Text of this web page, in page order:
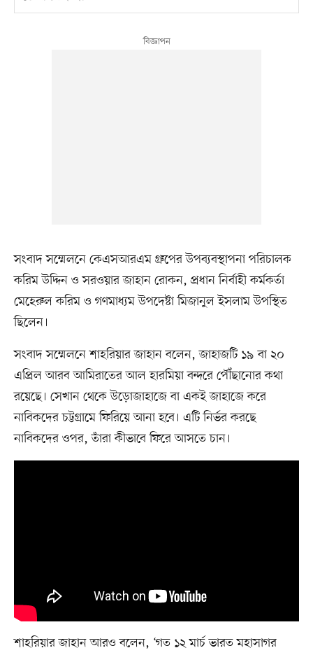
সংবাদ সম্মেলনে কেএসআরএম গ্রুপের উপব্যবস্থাপনা পরিচালক
করিম উদ্দিন ও সরওয়ার জাহান রোকন, প্রধান নির্বাহী কর্মকর্তা
মেহেরুল করিম ও গণমাধ্যম উপদেষ্টা মিজানুল ইসলাম উপস্থিত
ছিলেন।
সংবাদ সম্মেলনে শাহরিয়ার জাহান বলেন, জাহাজটি ১৯ বা ২০
এপ্রিল আরব আমিরাতের আল হারমিয়া বন্দরে পৌঁছানোর কথা
রয়েছে। সেখান থেকে উড়োজাহাজে বা একই জাহাজে করে
নাবিকদের চট্টগ্রামে ফিরিয়ে আনা হবে। এটি নির্ভর করছে
নাবিকদের ওপর, তাঁরা কীভাবে ফিরে আসতে চান।
শাহরিয়ার জাহান আরও বলেন, ‘গত ১২ মার্চ ভারত মহাসাগর